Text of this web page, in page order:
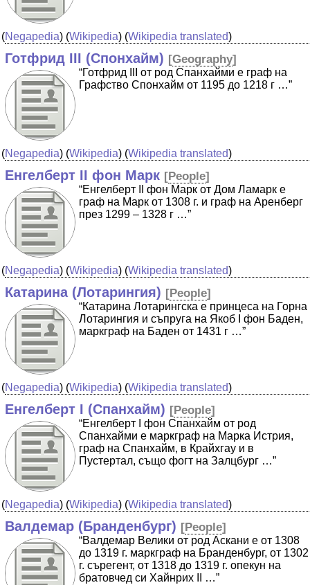
(Negapedia) (Wikipedia) (Wikipedia translated)
Готфрид III (Спонхайм) [Geography]
“Готфрид III от род Спанхайми е граф на
Графство Спонхайм от 1195 до 1218 г …”
(Negapedia) (Wikipedia) (Wikipedia translated)
Енгелберт II фон Марк [People]
“Енгелберт II фон Марк от Дом Ламарк е
граф на Марк от 1308 г. и граф на Аренберг
през 1299 – 1328 г …”
(Negapedia) (Wikipedia) (Wikipedia translated)
Катарина (Лотарингия) [People]
“Катарина Лотарингска е принцеса на Горна
Лотарингия и съпруга на Якоб I фон Баден,
маркграф на Баден от 1431 г …”
(Negapedia) (Wikipedia) (Wikipedia translated)
Енгелберт I (Спанхайм) [People]
“Енгелберт I фон Спанхайм от род
Спанхайми е маркграф на Марка Истрия,
граф на Спанхайм, в Крайхгау и в
Пустертал, също фогт на Залцбург …”
(Negapedia) (Wikipedia) (Wikipedia translated)
Валдемар (Бранденбург) [People]
“Валдемар Велики от род Аскани е от 1308
до 1319 г. маркграф на Бранденбург, от 1302
г. сърегент, от 1318 до 1319 г. опекун на
братовчед си Хайнрих II …”